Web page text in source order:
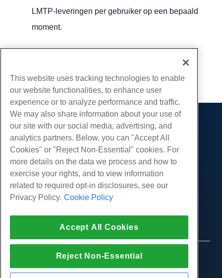
LMTP-leveringen per gebruiker op een bepaald
moment.
Kopiëren URL
Producten
Web hosting
Zakelijke hosting
White Label-wederverkoper
Beheerde Linux VPS
Onbeheerde Windows VPS
Cloud Servers
Load Balancers
Blokkeer opslag
Diensten
Website-migraties
Gemeenschap
Productdocumentatie
Tutorials
Bedrijf
Over ons
Neem contact op
druk op
Affiliate-programma
Politie
Partnerovereenkomst
Ondersteuning
Live chat met ons
Open een ondersteuningskaartje
© 2010-2026 Hostwinds, een HostPapa Inc. bedrijf.
This website uses tracking technologies to enable
our website functionalities, to enhance user
experience or to analyze performance and traffic.
We may also share information about your use of
our site with our social media, advertising, and
analytics partners. Below, you can "Accept All
Cookies" or "Reject Non-Essential" cookies. For
more details on the data we process and how to
exercise your rights, and to view information
related to required opt-in disclosures, see our
Privacy Policy. Cookie Policy
Accept All Cookies
Reject Non-Essential